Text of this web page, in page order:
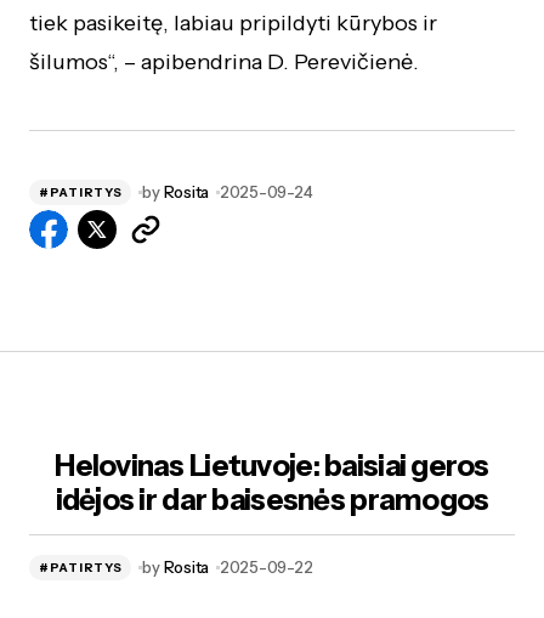
tiek pasikeitę, labiau pripildyti kūrybos ir
šilumos“, – apibendrina D. Perevičienė.
#PATIRTYS by Rosita 2025-09-24
Helovinas Lietuvoje: baisiai geros
idėjos ir dar baisesnės pramogos
#PATIRTYS by Rosita 2025-09-22